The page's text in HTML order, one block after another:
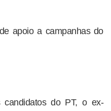
apoio a campanhas do
candidatos do PT, o ex-